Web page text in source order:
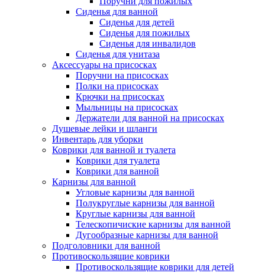
Сиденья для ванной
Сиденья для детей
Сиденья для пожилых
Сиденья для инвалидов
Сиденья для унитаза
Аксессуары на присосках
Поручни на присосках
Полки на присосках
Крючки на присосках
Мыльницы на присосках
Держатели для ванной на присосках
Душевые лейки и шланги
Инвентарь для уборки
Коврики для ванной и туалета
Коврики для туалета
Коврики для ванной
Карнизы для ванной
Угловые карнизы для ванной
Полукруглые карнизы для ванной
Круглые карнизы для ванной
Телескопичиские карнизы для ванной
Дугообразные карнизы для ванной
Подголовники для ванной
Противоскользящие коврики
Противоскользящие коврики для детей